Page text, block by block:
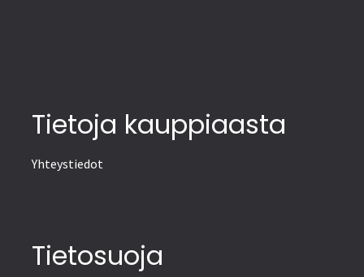
Tietoja kauppiaasta
Yhteystiedot
Tietosuoja